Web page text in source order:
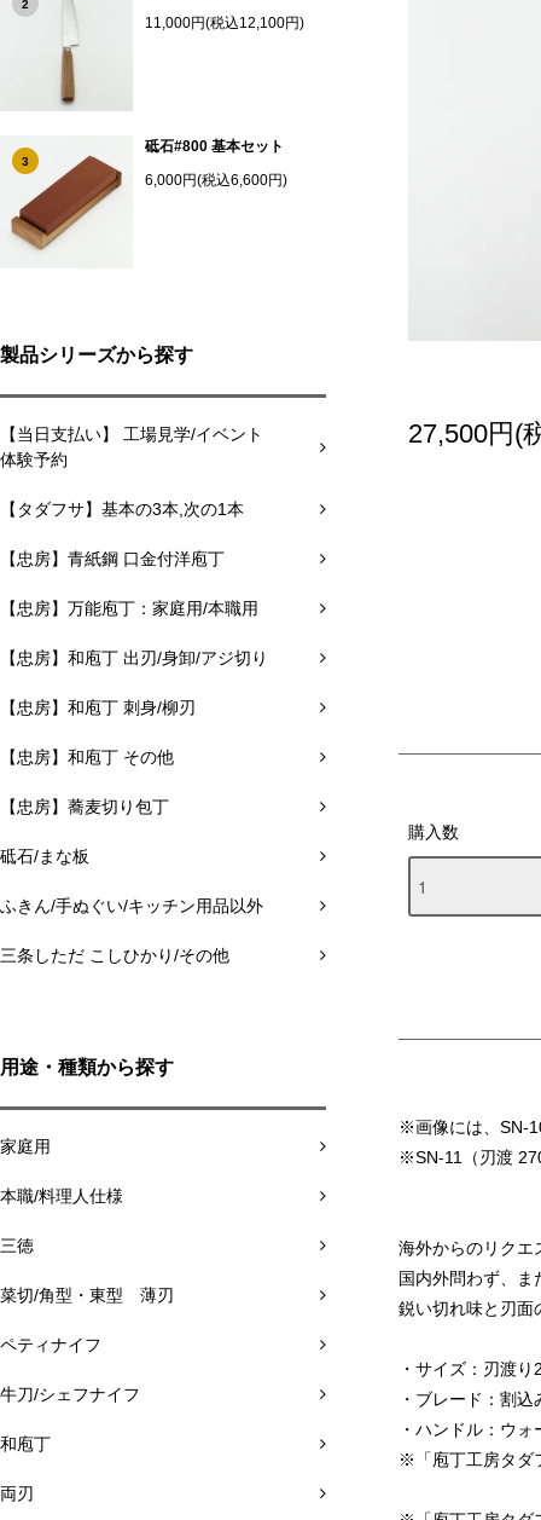
2
11,000円(税込12,100円)
3
砥石#800 基本セット
6,000円(税込6,600円)
製品シリーズから探す
【当日支払い】 工場見学/イベント
体験予約
【タダフサ】基本の3本,次の1本
【忠房】青紙鋼 口金付洋庖丁
【忠房】万能庖丁：家庭用/本職用
【忠房】和庖丁 出刃/身卸/アジ切り
【忠房】和庖丁 刺身/柳刃
【忠房】和庖丁 その他
【忠房】蕎麦切り包丁
砥石/まな板
ふきん/手ぬぐい/キッチン用品以外
三条しただ こしひかり/その他
用途・種類から探す
家庭用
本職/料理人仕様
三徳
菜切/角型・東型 薄刃
ペティナイフ
牛刀/シェフナイフ
和庖丁
両刃
27,500円(
購入数
※画像には、SN-
※SN-11（刃渡
海外からのリクエ
国内外問わず、ま
鋭い切れ味と刃面
・サイズ：刃渡
・ブレード：割
・ハンドル：ウ
※「庖丁工房タダ